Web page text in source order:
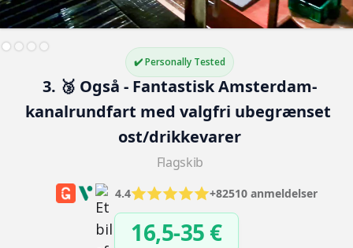
✔️ Personally Tested
3. 🥉 Også - Fantastisk Amsterdam-
kanalrundfart med valgfri ubegrænset
ost/drikkevarer
Flagskib
4.4 +82510 anmeldelser
16,5-35 €